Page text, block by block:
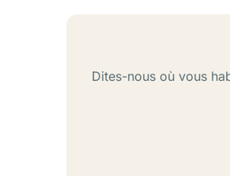
Dites-nous où vous